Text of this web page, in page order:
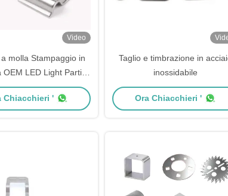
Video
molla Stampaggio in
OEM LED Light Parti
in acciaio inossidabile
Chiacchieri '
Taglio e timbrazione in
inossidabile
Ora Chiacchieri '